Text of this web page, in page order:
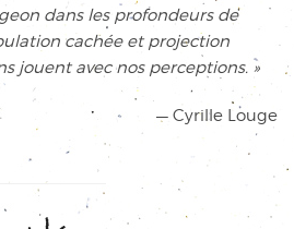
dans les profondeurs de
cachée et projection
jouent avec nos perceptions. »
— Cyrille Louge